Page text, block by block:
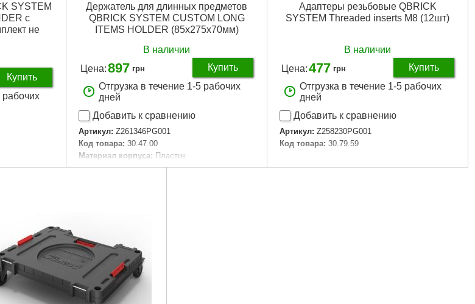
SYSTEM
с
не
Купить
рабочих
Держатель для длинных предметов
QBRICK SYSTEM CUSTOM LONG
ITEMS HOLDER (85х275х70мм)
В наличии
Цена:897 грн
Купить
Отгрузка в течение 1-5 рабочих
дней
Добавить к сравнению
Артикул: Z261346PG001
Код товара: 30.47.00
Материал корпуса: Пластик
Адаптеры резьбовые QBRICK
SYSTEM Threaded inserts М8 (12шт)
В наличии
Цена:477 грн
Купить
Отгрузка в течение 1-5 рабочих
дней
Добавить к сравнению
Артикул: Z258230PG001
Код товара: 30.79.59
Подробнее...